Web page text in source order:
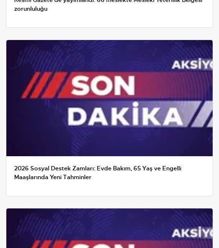
zorunluluğu
2026 Sosyal Destek Zamları: Evde Bakım, 65 Yaş ve Engelli
Maaşlarında Yeni Tahminler